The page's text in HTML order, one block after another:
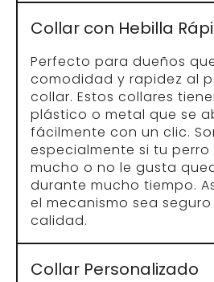
Collar Personalizado
Además de ser
personalizados aportan
Suelen incluir el nombre
número de teléfono
convierte en una
de identificación en caso
una opción muy
priorizan la seguridad de